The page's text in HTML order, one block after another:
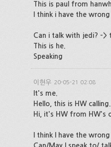
This is paul from
I think i have the
Can i talk with jedi? ->
This is he.
Speaking
이현우 20-05-21 02:08
It's me.
Hello, this is HW calling.
Hi, it's HW from HW's
I think I have the
Can/May I speak to/